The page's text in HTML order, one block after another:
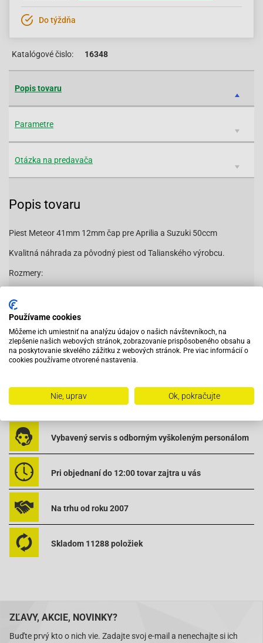
Do týždňa
Katalógové čislo: 16348
Popis tovaru
Parametre
Otázka na predavača
Popis tovaru
Piest Meteor 41mm 12mm čap pre Aprilia a Suzuki 50ccm
Kvalitná náhrada za pôvodný piest od Talianského výrobcu.
Rozmery:
H= 51mm
d= 12mm
h= 31mm
Aprilia-SR 50 Fun Master 00&gt;[Aprilia]
Aprilia-SR 50 Racing ab 00 [Aprilia]
Suzuki-Katana 50 AC [ab 1999]
Suzuki-Katana 50 LC [ab 1999]
Suzuki-Katana 50 LC [bis 1999]
Suzuki-Zillion 50 LC [ab 1999]
Suzuki-Zillion 50 LC [bis 1999]
16348
Vybavený servis s odborným vyškoleným personálom
Pri objednaní do 12:00 tovar zajtra u vás
Na trhu od roku 2007
Skladom 11288 položiek
ZĽAVY, AKCIE, NOVINKY?
Buďte prvý kto o nich vie. Zadajte svoj e-mail a nenechajte si ich
Používame cookies
Môžeme ich umiestniť na analýzu údajov o našich návštevníkoch, na
zlepšenie našich webových stránok, zobrazovanie prispôsobeného obsahu a
na poskytovanie skvelého zážitku z webových stránok. Pre viac informácií o
cookies používame otvorené nastavenia.
Nie, uprav Ok, pokračujte